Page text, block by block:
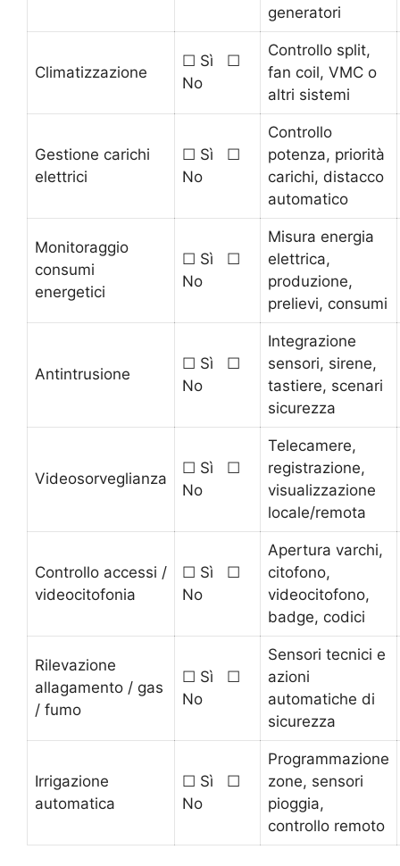
generatori
Climatizzazione
☐ Sì ☐
No
Controllo split,
fan coil, VMC o
altri sistemi
Gestione carichi
elettrici
☐ Sì ☐
No
Controllo
potenza, priorità
carichi, distacco
automatico
Monitoraggio
consumi
energetici
☐ Sì ☐
No
Misura energia
elettrica,
produzione,
prelievi, consumi
Antintrusione
☐ Sì ☐
No
Integrazione
sensori, sirene,
tastiere, scenari
sicurezza
Videosorveglianza
☐ Sì ☐
No
Telecamere,
registrazione,
visualizzazione
locale/remota
Controllo accessi /
videocitofonia
☐ Sì ☐
No
Apertura varchi,
citofono,
videocitofono,
badge, codici
Rilevazione
allagamento / gas
/ fumo
☐ Sì ☐
No
Sensori tecnici e
azioni
automatiche di
sicurezza
Irrigazione
automatica
☐ Sì ☐
No
Programmazione
zone, sensori
pioggia,
controllo remoto